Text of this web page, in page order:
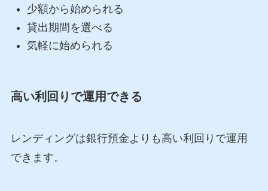
少額から始められる
貸出期間を選べる
気軽に始められる
高い利回りで運用できる
レンディングは銀行預金よりも高い利回りで運用
できます。